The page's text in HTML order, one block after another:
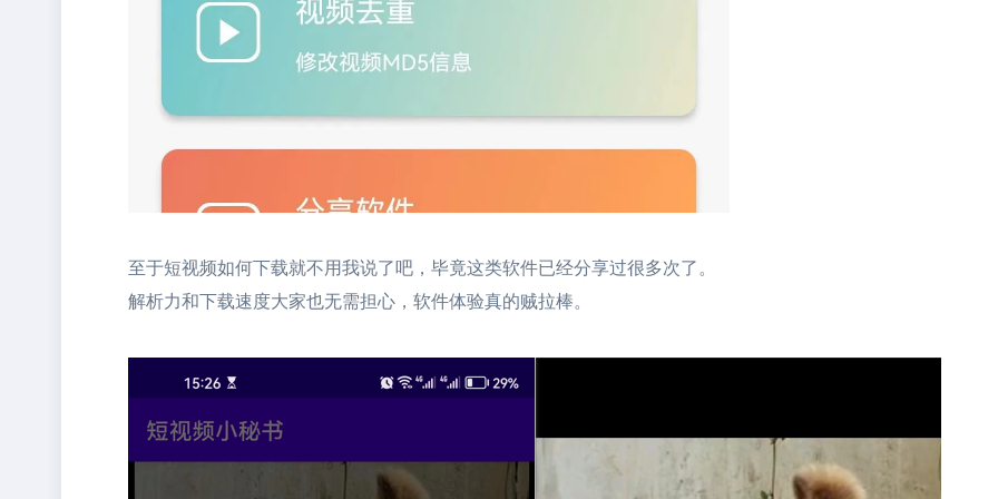
至于短视频如何下载就不用我说了吧，毕竟这类软件已经分享过很多次了。
解析力和下载速度大家也无需担心，软件体验真的贼拉棒。